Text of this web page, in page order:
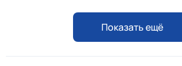
Показать ещё